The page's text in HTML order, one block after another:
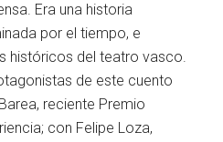
Era una historia
por el tiempo, e
históricos del teatro vasco.
de este cuento
reciente Premio
con Felipe Loza,